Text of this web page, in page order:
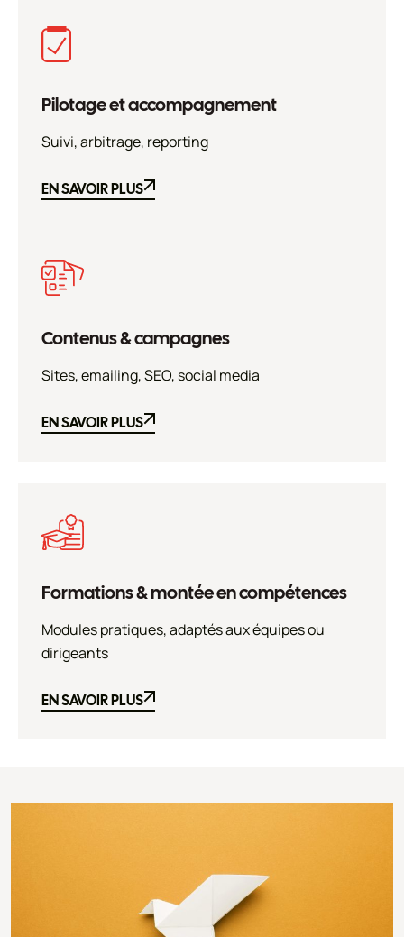
Pilotage et accompagnement
Suivi, arbitrage, reporting
EN SAVOIR PLUS
EN SAVOIR PLUS
Contenus & campagnes
Sites, emailing, SEO, social media
EN SAVOIR PLUS
EN SAVOIR PLUS
Formations & montée en compétences
Modules pratiques, adaptés aux équipes ou
dirigeants
EN SAVOIR PLUS
EN SAVOIR PLUS